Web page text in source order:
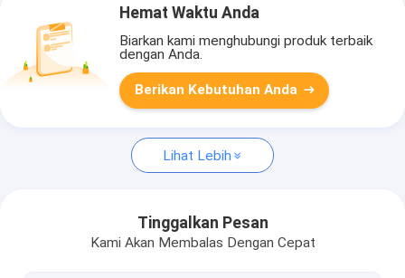
Hemat Waktu Anda
Biarkan kami menghubungi produk terbaik
dengan Anda.
Berikan Kebutuhan Anda
Lihat Lebih
Tinggalkan Pesan
Kami Akan Membalas Dengan Cepat